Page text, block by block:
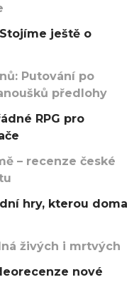
ještě o
Putování po
předlohy
RPG pro
– recenze české
hry, kterou doma
živých i mrtvých
nové